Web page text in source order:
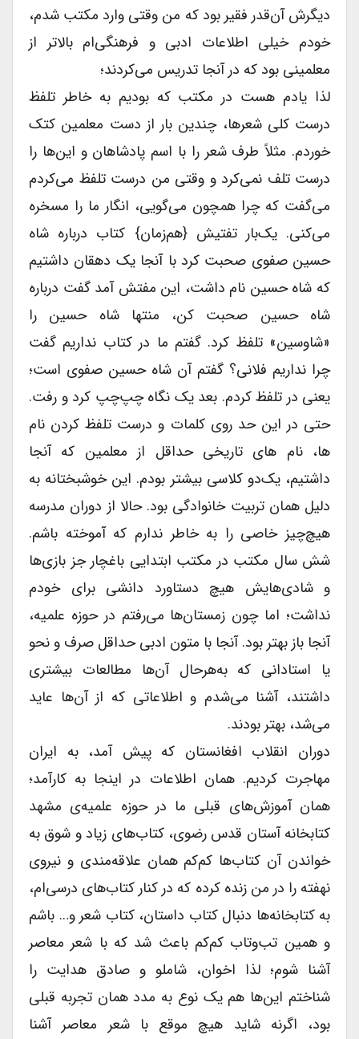
دیگرش آن‌قدر فقیر بود که من وقتی وارد مکتب شدم،
خودم خیلی اطلاعات ادبی و فرهنگی‌ام بالاتر از
معلمینی بود که در آنجا تدریس می‌کردند؛
لذا یادم هست در مکتب که بودیم به خاطر تلفظ
درست کلی شعرها، چندین بار از دست معلمین کتک
خوردم. مثلاً طرف شعر را با اسم پادشاهان و این‌ها را
درست تلف نمی‌کرد و وقتی من درست تلفظ می‌کردم
می‌گفت که چرا همچون می‌گویی، انگار ما را مسخره
می‌کنی. یک‌بار تفتیش {هم‌زمان} کتاب درباره شاه
حسین صفوی صحبت کرد با آنجا یک دهقان داشتیم
که شاه حسین نام داشت، این مفتش آمد گفت درباره
شاه حسین صحبت کن، منتها شاه حسین را
«شاوسین» تلفظ کرد. گفتم ما در کتاب نداریم گفت
چرا نداریم فلانی؟ گفتم آن شاه حسین صفوی است؛
یعنی در تلفظ کردم. بعد یک نگاه چپ‌چپ کرد و رفت.
حتی در این حد روی کلمات و درست تلفظ کردن نام
ها، نام های تاریخی حداقل از معلمین که آنجا
داشتیم، یک‌دو کلاسی بیشتر بودم. این خوشبختانه به
دلیل همان تربیت خانوادگی بود. حالا از دوران مدرسه
هیچ‌چیز خاصی را به خاطر ندارم که آموخته باشم.
شش سال مکتب در مکتب ابتدایی باغچار جز بازی‌ها
و شادی‌هایش هیچ دستاورد دانشی برای خودم
نداشت؛ اما چون زمستان‌ها می‌رفتم در حوزه علمیه،
آنجا باز بهتر بود. آنجا با متون ادبی حداقل صرف و نحو
یا استادانی که به‌هرحال آن‌ها مطالعات بیشتری
داشتند، آشنا می‌شدم و اطلاعاتی که از آن‌ها عاید
می‌شد، بهتر بودند.
دوران انقلاب افغانستان که پیش آمد، به ایران
مهاجرت کردیم. همان اطلاعات در اینجا به کارآمد؛
همان آموزش‌های قبلی ما در حوزه علمیه‌ی مشهد
کتابخانه آستان قدس رضوی، کتاب‌های زیاد و شوق به
خواندن آن کتاب‌ها کم‌کم همان علاقه‌مندی و نیروی
نهفته را در من زنده کرده که در کنار کتاب‌های درسی‌ام،
به کتابخانه‌ها دنبال کتاب داستان، کتاب شعر و… باشم
و همین تب‌وتاب کم‌کم باعث شد که با شعر معاصر
آشنا شوم؛ لذا اخوان، شاملو و صادق هدایت را
شناختم این‌ها هم یک نوع به مدد همان تجربه قبلی
بود، اگرنه شاید هیچ موقع با شعر معاصر آشنا